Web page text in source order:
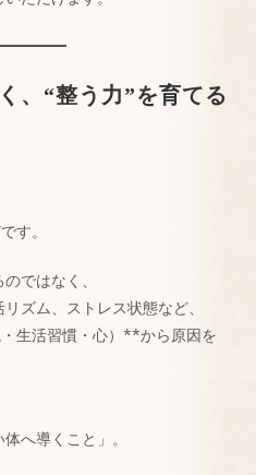
、“整う力”を育てる
す。
ではなく、
ズム、ストレス状態など、
生活習慣・心）**から原因を
へ導くこと」。